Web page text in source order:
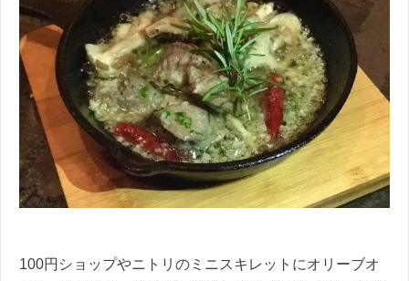
100円ショップやニトリのミニスキレットにオリーブオ